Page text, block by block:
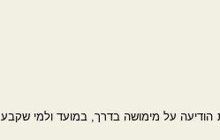
הודיעה על מימושה בדרך, במועד ולמי שקבע